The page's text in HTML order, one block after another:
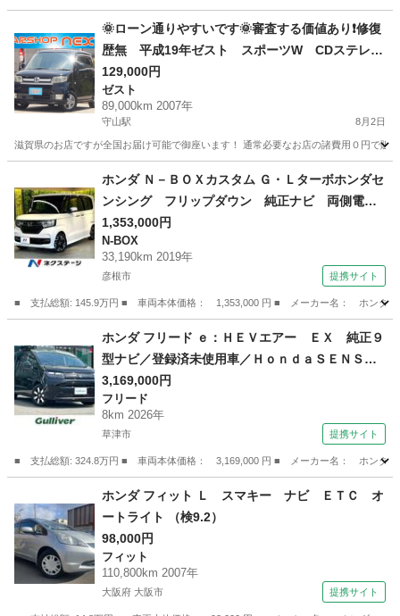
アクティ
🌞ローン通りやすいです🌞審査する価値あり❗️修復
歴無 平成19年ゼスト スポーツW CDステレ
オ スマートキー HIDヘッドライト 予備検査付
129,000円
ゼスト
89,000km 2007年
守山駅 8月2日
滋賀県のお店ですが全国お届け可能で御座います！ 通常必要なお店の諸費用０円で
守山駅 ゼスト
ホンダ Ｎ－ＢＯＸカスタム Ｇ・Ｌターボホンダセ
ンシング フリップダウン 純正ナビ 両側電動
ドア バックカメラ 禁煙車 アダプティブクル
ーズ 衝突軽減 ＥＴＣ ドラレコ ハーフレザ
ー ＬＥＤヘッド 純正１５ＡＷ オートハイビ
ーム オートエアコン スマートキー （車検整備
付）
1,353,000円
N-BOX
33,190km 2019年
彦根市 提携サイト
■ 支払総額: 145.9万円 ■ 車両本体価格： 1,353,000 円 ■ メーカー名： ホンダ
N-BOX
ホンダ フリード ｅ：ＨＥＶエアー ＥＸ 純正９
型ナビ／登録済未使用車／ＨｏｎｄａＳＥＮＳＩ
ＮＧ／両側パワースライドドア／シートヒーター
／リアクーラー／ブラインドスポットインフォメ
ーション／バックカメラ／ＬＥＤ／ブレーキホー
3,169,000円
フリード
8km 2026年
草津市 提携サイト
■ 支払総額: 324.8万円 ■ 車両本体価格： 3,169,000 円 ■ メーカー名： ホンダ
フリード
ホンダ フィット Ｌ スマキー ナビ ＥＴＣ オ
ートライト （検9.2）
98,000円
フィット
110,800km 2007年
大阪府 大阪市 提携サイト